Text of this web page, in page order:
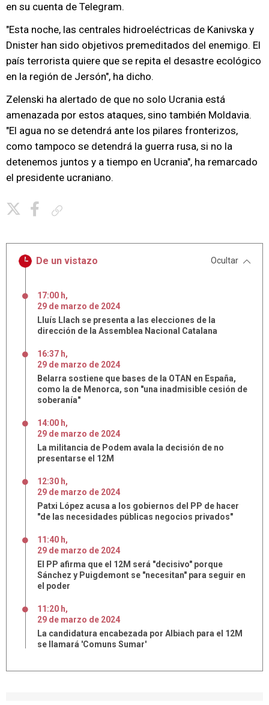
en su cuenta de Telegram.
"Esta noche, las centrales hidroeléctricas de Kanivska y
Dnister han sido objetivos premeditados del enemigo. El
país terrorista quiere que se repita el desastre ecológico
en la región de Jersón", ha dicho.
Zelenski ha alertado de que no solo Ucrania está
amenazada por estos ataques, sino también Moldavia.
"El agua no se detendrá ante los pilares fronterizos,
como tampoco se detendrá la guerra rusa, si no la
detenemos juntos y a tiempo en Ucrania", ha remarcado
el presidente ucraniano.
De un vistazo Ocultar
17:00 h,
29 de marzo de 2024
Lluís Llach se presenta a las elecciones de la
dirección de la Assemblea Nacional Catalana
16:37 h,
29 de marzo de 2024
Belarra sostiene que bases de la OTAN en España,
como la de Menorca, son "una inadmisible cesión de
soberanía"
14:00 h,
29 de marzo de 2024
La militancia de Podem avala la decisión de no
presentarse el 12M
12:30 h,
29 de marzo de 2024
Patxi López acusa a los gobiernos del PP de hacer
"de las necesidades públicas negocios privados"
11:40 h,
29 de marzo de 2024
El PP afirma que el 12M será "decisivo" porque
Sánchez y Puigdemont se "necesitan" para seguir en
el poder
11:20 h,
29 de marzo de 2024
La candidatura encabezada por Albiach para el 12M
se llamará 'Comuns Sumar'